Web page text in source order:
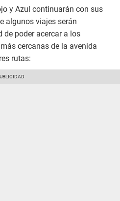
y Azul continuarán con sus
algunos viajes serán
poder acercar a los
cercanas de la avenida
rutas: